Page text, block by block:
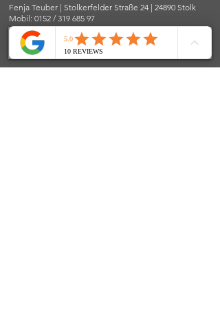
Fenja Teuber | Stolkerfelder Straße 24 | 24890 Stolk
Mobil: 0152 / 319 685 97
E-Mail:info@fenjasart.de|www.fenjasart.de